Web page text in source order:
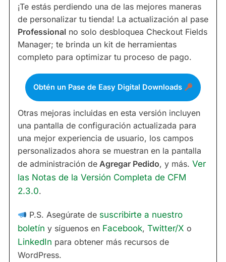
¡Te estás perdiendo una de las mejores maneras
de personalizar tu tienda! La actualización al pase
Professional no solo desbloquea Checkout Fields
Manager; te brinda un kit de herramientas
completo para optimizar tu proceso de pago.
Obtén un Pase de Easy Digital Downloads
Otras mejoras incluidas en esta versión incluyen
una pantalla de configuración actualizada para
una mejor experiencia de usuario, los campos
personalizados ahora se muestran en la pantalla
de administración de Agregar Pedido, y más. Ver
las Notas de la Versión Completa de CFM
2.3.0.
P.S. Asegúrate de suscribirte a nuestro
boletín y síguenos en Facebook, Twitter/X o
LinkedIn para obtener más recursos de
WordPress.